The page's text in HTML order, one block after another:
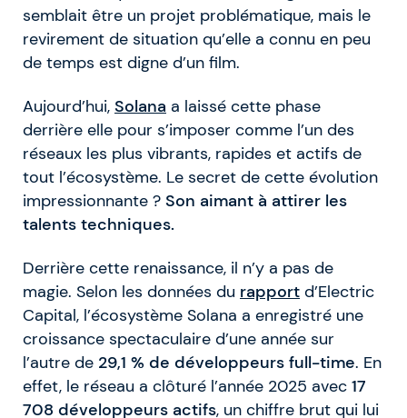
semblait être un projet problématique, mais le
revirement de situation qu’elle a connu en peu
de temps est digne d’un film.
Aujourd’hui, Solana a laissé cette phase
derrière elle pour s’imposer comme l’un des
réseaux les plus vibrants, rapides et actifs de
tout l’écosystème. Le secret de cette évolution
impressionnante ? Son aimant à attirer les
talents techniques.
Derrière cette renaissance, il n’y a pas de
magie. Selon les données du rapport d’Electric
Capital, l’écosystème Solana a enregistré une
croissance spectaculaire d’une année sur
l’autre de 29,1 % de développeurs full-time. En
effet, le réseau a clôturé l’année 2025 avec 17
708 développeurs actifs, un chiffre brut qui lui